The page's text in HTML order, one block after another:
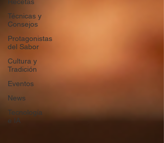
Técnicas y
Consejos
Protagonistas
del Sabor
Cultura y
Tradición
Eventos
News
Tecnología
e IA